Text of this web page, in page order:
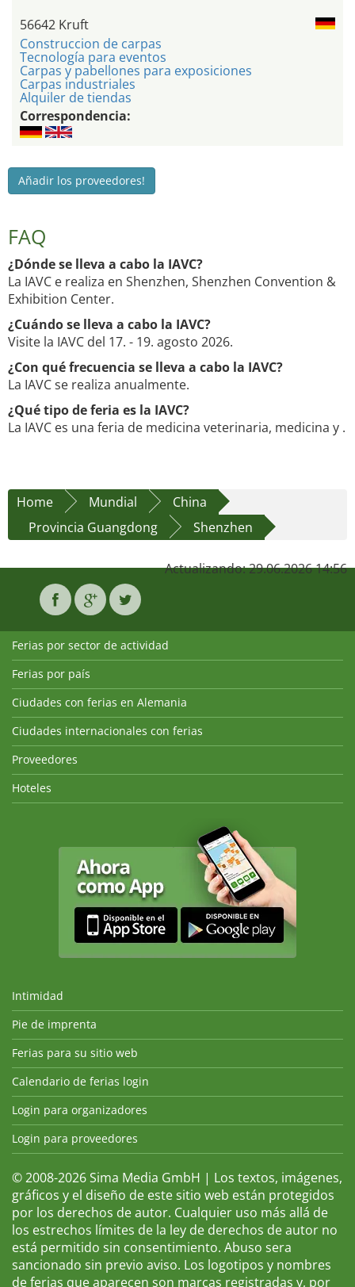
56642 Kruft
Construccion de carpas
Tecnología para eventos
Carpas y pabellones para exposiciones
Carpas industriales
Alquiler de tiendas
Correspondencia:
Añadir los proveedores!
FAQ
¿Dónde se lleva a cabo la IAVC?
La IAVC e realiza en Shenzhen, Shenzhen Convention &
Exhibition Center.
¿Cuándo se lleva a cabo la IAVC?
Visite la IAVC del 17. - 19. agosto 2026.
¿Con qué frecuencia se lleva a cabo la IAVC?
La IAVC se realiza anualmente.
¿Qué tipo de feria es la IAVC?
La IAVC es una feria de medicina veterinaria, medicina y .
Home Mundial
China
Provincia Guangdong
Shenzhen
Actualizando: 29.06.2026 14:56
Ferias por sector de actividad
Ferias por país
Ciudades con ferias en Alemania
Ciudades internacionales con ferias
Proveedores
Hoteles
Intimidad
Pie de imprenta
Ferias para su sitio web
Calendario de ferias login
Login para organizadores
Login para proveedores
© 2008-2026 Sima Media GmbH | Los textos, imágenes,
gráficos y el diseño de este sitio web están protegidos
por los derechos de autor. Cualquier uso más allá de
los estrechos límites de la ley de derechos de autor no
está permitido sin consentimiento. Abuso sera
sancionado sin previo aviso. Los logotipos y nombres
de ferias que aparecen son marcas registradas y, por